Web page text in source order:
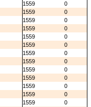
1559
0
1559
0
1559
0
1559
0
1559
0
1559
0
1559
0
1559
0
1559
0
1559
0
1559
0
1559
0
1559
0